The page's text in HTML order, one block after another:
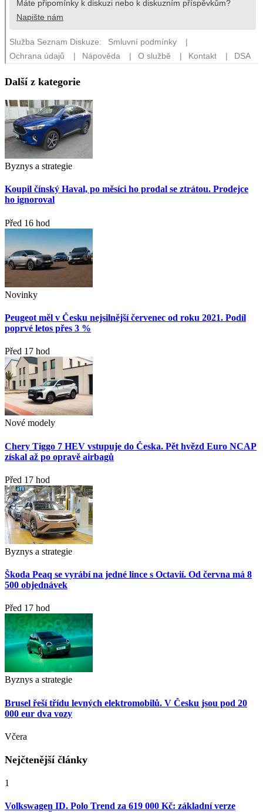
Další z kategorie
Byznys a strategie
Koupil čínský Haval, po měsíci ho prodal se ztrátou. Prodejce
ho ignoroval
Před 16 hod
Novinky
Peugeot měl v Česku nejsilnější červenec od roku 2021. Podíl
poprvé letos přes 3 %
Před 17 hod
Nové modely
Chery Tiggo 7 HEV vstupuje do Česka. Pět hvězd Euro NCAP
získal až po opravě airbagů
Před 17 hod
Byznys a strategie
Škoda Peaq se vyrábí na jedné lince s Octavií. Od června má 8
500 objednávek
Před 17 hod
Byznys a strategie
Brusel řeší třídu levných elektromobilů. V Česku jsou pod 20
000 eur dva vozy
Včera
Nejčtenější články
1
Volkswagen ID. Polo Trend za 619 000 Kč: základní verze